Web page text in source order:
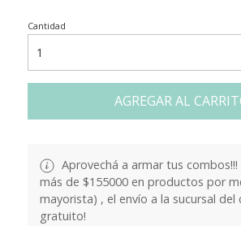
Cantidad
AGREGAR AL
Aprovechá a armar tus combos!!!
más de $155000 en productos por
mayorista) , el envío a la sucursal del
gratuito!